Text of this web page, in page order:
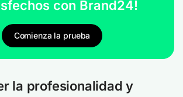
con Brand24!
Comienza la prueba
la profesionalidad y